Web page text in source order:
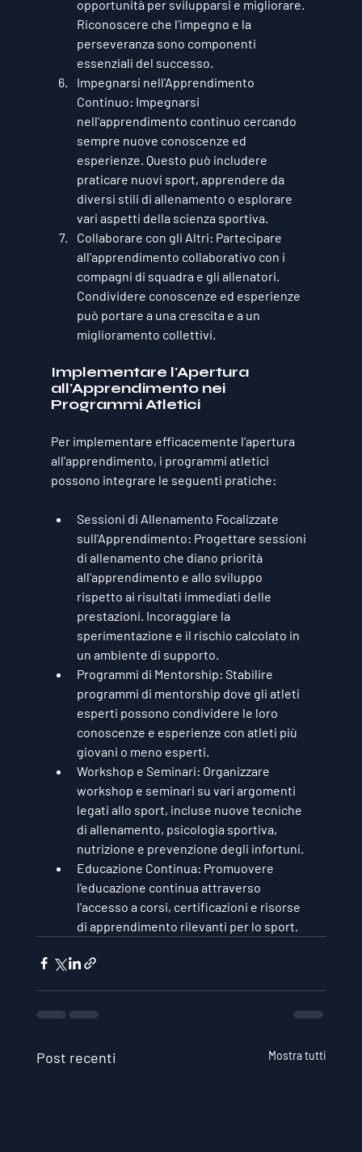
opportunità per svilupparsi e migliorare.
Riconoscere che l'impegno e la
perseveranza sono componenti
essenziali del successo.
Impegnarsi nell'Apprendimento
Continuo: Impegnarsi
nell'apprendimento continuo cercando
sempre nuove conoscenze ed
esperienze. Questo può includere
praticare nuovi sport, apprendere da
diversi stili di allenamento o esplorare
vari aspetti della scienza sportiva.
Collaborare con gli Altri: Partecipare
all'apprendimento collaborativo con i
compagni di squadra e gli allenatori.
Condividere conoscenze ed esperienze
può portare a una crescita e a un
miglioramento collettivi.
Implementare l'Apertura
all'Apprendimento nei
Programmi Atletici
Per implementare efficacemente l'apertura
all'apprendimento, i programmi atletici
possono integrare le seguenti pratiche:
Sessioni di Allenamento Focalizzate
sull'Apprendimento: Progettare sessioni
di allenamento che diano priorità
all'apprendimento e allo sviluppo
rispetto ai risultati immediati delle
prestazioni. Incoraggiare la
sperimentazione e il rischio calcolato in
un ambiente di supporto.
Programmi di Mentorship: Stabilire
programmi di mentorship dove gli atleti
esperti possono condividere le loro
conoscenze e esperienze con atleti più
giovani o meno esperti.
Workshop e Seminari: Organizzare
workshop e seminari su vari argomenti
legati allo sport, incluse nuove tecniche
di allenamento, psicologia sportiva,
nutrizione e prevenzione degli infortuni.
Educazione Continua: Promuovere
l'educazione continua attraverso
l'accesso a corsi, certificazioni e risorse
di apprendimento rilevanti per lo sport.
Post recenti Mostra tutti